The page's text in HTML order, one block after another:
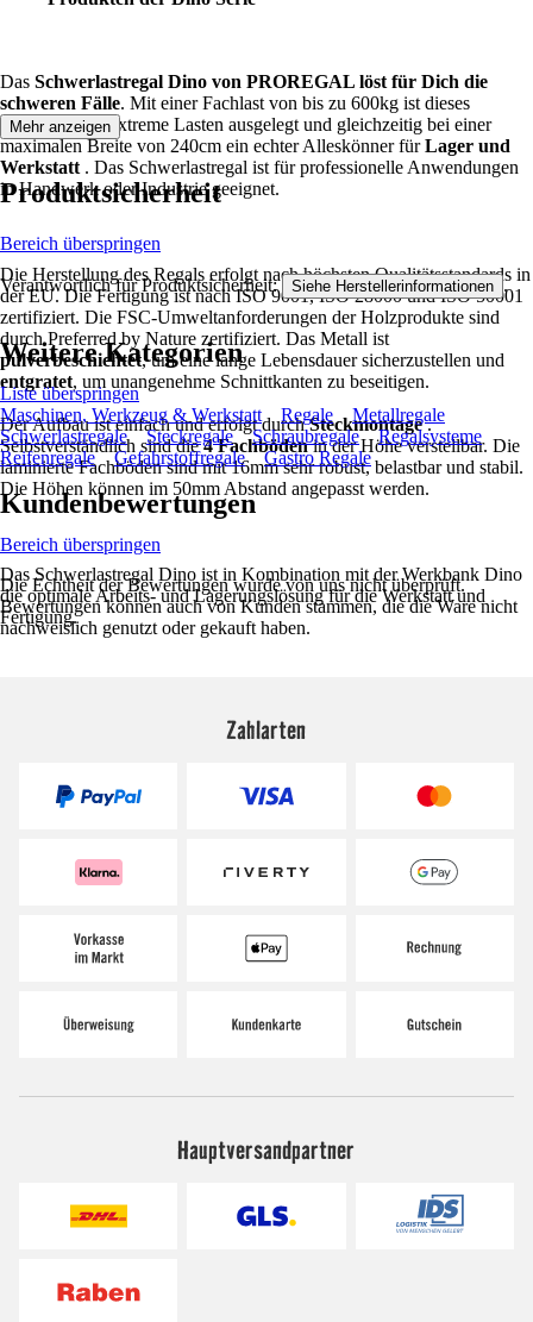
Das Schwerlastregal Dino von PROREGAL löst für Dich die
schweren Fälle. Mit einer Fachlast von bis zu 600kg ist dieses
Steckregal für extreme Lasten ausgelegt und gleichzeitig bei einer
maximalen Breite von 240cm ein echter Alleskönner fürLager und
Werkstatt . Das Schwerlastregal ist für professionelle Anwendungen
in Handwerk oder Industrie geeignet.
Die Herstellung des Regals erfolgt nach höchsten Qualitätsstandards in
der EU. Die Fertigung ist nach ISO 9001, ISO 28000 und ISO 50001
zertifiziert. Die FSC-Umweltanforderungen der Holzprodukte sind
durch Preferred by Nature zertifiziert. Das Metall ist
pulverbeschichtet, um eine lange Lebensdauer sicherzustellen und
entgratet, um unangenehme Schnittkanten zu beseitigen.
Der Aufbau ist einfach und erfolgt durchSteckmontage.
Selbstverständlich sind die4 Fachbödenin der Höhe verstellbar. Die
laminierte Fachböden sind mit 16mm sehr robust, belastbar und stabil.
Die Höhen können im 50mm Abstand angepasst werden.
Das Schwerlastregal Dino ist in Kombination mit der Werkbank Dino
die optimale Arbeits- und Lagerungslösung für die Werkstatt und
Fertigung.
Mehr anzeigen
Produktsicherheit
Bereich überspringen
Verantwortlich für Produktsicherheit: Siehe Herstellerinformationen .
Weitere Kategorien
Liste überspringen
Maschinen, Werkzeug & Werkstatt
Regale
Metallregale
Schwerlastregale
Steckregale Schraubregale
Regalsysteme
Reifenregale
Gefahrstoffregale Gastro Regale
Kundenbewertungen
Bereich überspringen
Die Echtheit der Bewertungen wurde von uns nicht überprüft.
Bewertungen können auch von Kunden stammen, die die Ware nicht
nachweislich genutzt oder gekauft haben.
Zahlarten
Hauptversandpartner